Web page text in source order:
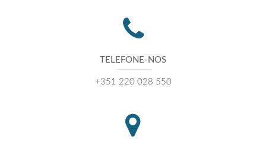
TELEFONE-NOS
+351 220 028 550